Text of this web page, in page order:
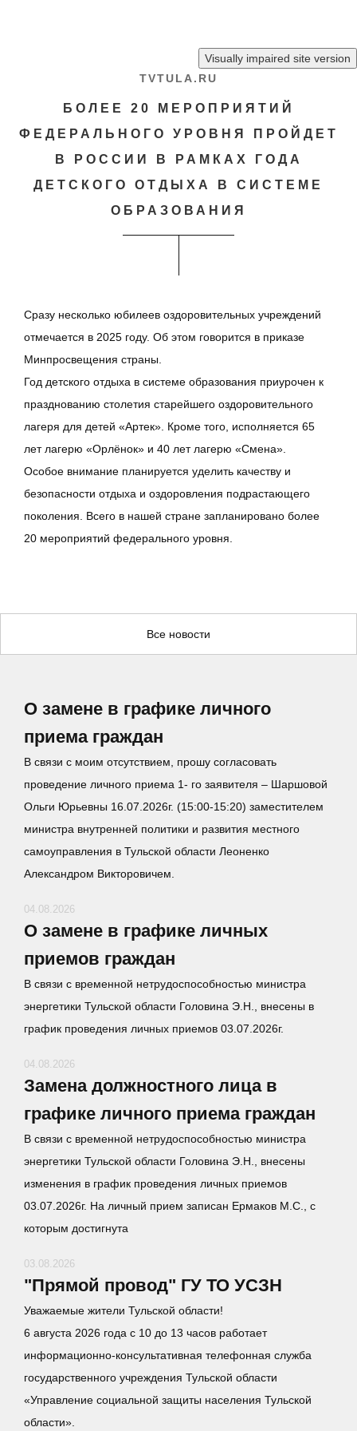
TVTULA.RU
БОЛЕЕ 20 МЕРОПРИЯТИЙ
ФЕДЕРАЛЬНОГО УРОВНЯ ПРОЙДЕТ
В РОССИИ В РАМКАХ ГОДА
ДЕТСКОГО ОТДЫХА В СИСТЕМЕ
ОБРАЗОВАНИЯ
Сразу несколько юбилеев оздоровительных учреждений
отмечается в 2025 году. Об этом говорится в приказе
Минпросвещения страны.
Год детского отдыха в системе образования приурочен к
празднованию столетия старейшего оздоровительного
лагеря для детей «Артек». Кроме того, исполняется 65
лет лагерю «Орлёнок» и 40 лет лагерю «Смена».
Особое внимание планируется уделить качеству и
безопасности отдыха и оздоровления подрастающего
поколения. Всего в нашей стране запланировано более
20 мероприятий федерального уровня.
Все новости
О замене в графике личного
приема граждан
В связи с моим отсутствием, прошу согласовать
проведение личного приема 1- го заявителя – Шаршовой
Ольги Юрьевны 16.07.2026г. (15:00-15:20) заместителем
министра внутренней политики и развития местного
самоуправления в Тульской области Леоненко
Александром Викторовичем.
04.08.2026
О замене в графике личных
приемов граждан
В связи с временной нетрудоспособностью министра
энергетики Тульской области Головина Э.Н., внесены в
график проведения личных приемов 03.07.2026г.
04.08.2026
Замена должностного лица в
графике личного приема граждан
В связи с временной нетрудоспособностью министра
энергетики Тульской области Головина Э.Н., внесены
изменения в график проведения личных приемов
03.07.2026г. На личный прием записан Ермаков М.С., с
которым достигнута
03.08.2026
"Прямой провод" ГУ ТО УСЗН
Уважаемые жители Тульской области!
6 августа 2026 года с 10 до 13 часов работает
информационно-консультативная телефонная служба
государственного учреждения Тульской области
«Управление социальной защиты населения Тульской
области».